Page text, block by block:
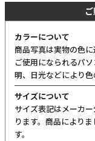
カラーについて
商品写真は実物の色
ご使用になられるパ
明、日光などにより色
サイズについて
サイズ表記はメーカ
ります。商品により
す。